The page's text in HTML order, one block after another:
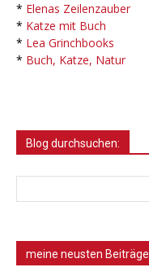
* Elenas Zeilenzauber
* Katze mit Buch
* Lea Grinchbooks
* Buch, Katze, Natur
Blog durchsuchen:
meine neusten Beiträge